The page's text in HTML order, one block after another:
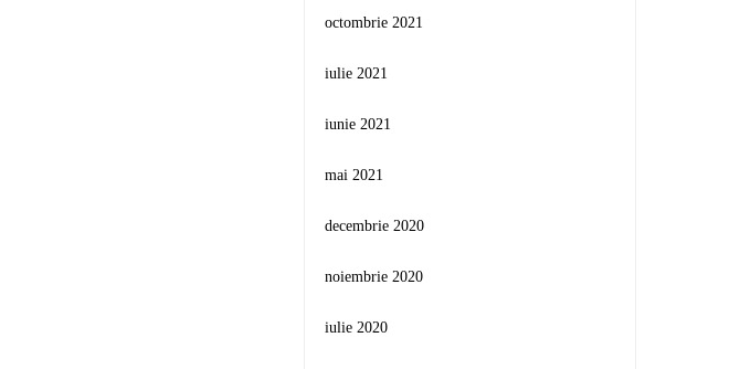
octombrie 2021
iulie 2021
iunie 2021
mai 2021
decembrie 2020
noiembrie 2020
iulie 2020